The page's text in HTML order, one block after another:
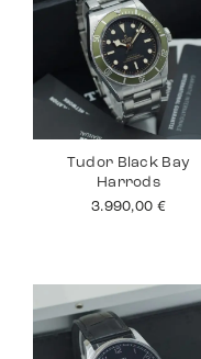
Tudor Black Bay
Harrods
3.990,00 €